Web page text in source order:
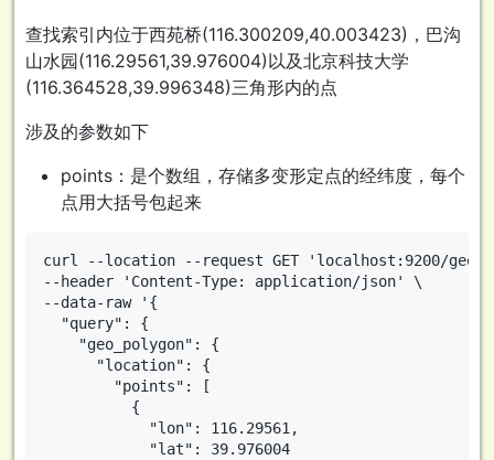
查找索引内位于西苑桥(116.300209,40.003423)，巴沟
山水园(116.29561,39.976004)以及北京科技大学
(116.364528,39.996348)三角形内的点
涉及的参数如下
points：是个数组，存储多变形定点的经纬度，每个
点用大括号包起来
curl --location --request GET 'localhost:9200/geo/
--header 'Content-Type: application/json' \
--data-raw '{
  "query": {
    "geo_polygon": {
      "location": {
        "points": [
          {
            "lon": 116.29561,
            "lat": 39.976004